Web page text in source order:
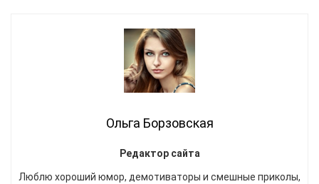
Ольга Борзовская
Редактор сайта
Люблю хороший юмор, демотиваторы и смешные приколы,